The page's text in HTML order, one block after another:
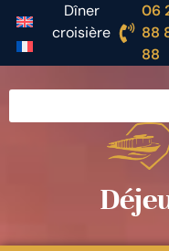
Dîner
croisière
06
88
88